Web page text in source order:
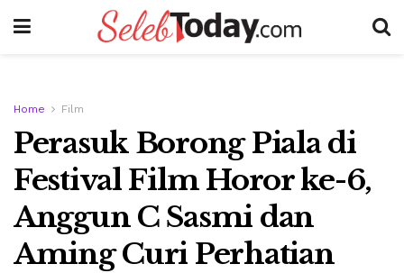
Home Film
Perasuk Borong Piala di
Festival Film Horor ke-6,
Anggun C Sasmi dan
Aming Curi Perhatian